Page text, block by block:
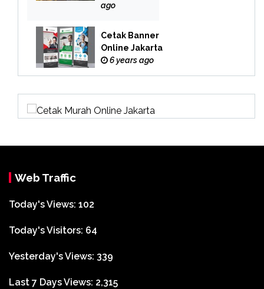
Online
ago
Cetak Banner
Online Jakarta
6 years ago
Web Traffic
Today's Views: 102
Today's Visitors: 64
Yesterday's Views: 339
Last 7 Days Views: 2,315